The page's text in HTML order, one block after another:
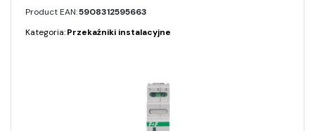
Product EAN:5908312595663
Kategoria:Przekaźniki instalacyjne